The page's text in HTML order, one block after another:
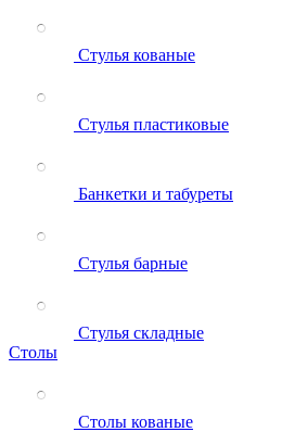
Стулья кованые
Стулья пластиковые
Банкетки и табуреты
Стулья барные
Стулья складные
Столы
Столы кованые